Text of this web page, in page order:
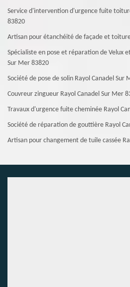
Service d'intervention d'urgence fuite
83820
Artisan pour étanchéité de façade et
Spécialiste en pose et réparation de Velux
Sur Mer 83820
Société de pose de solin Rayol Canadel Sur
Couvreur zingueur Rayol Canadel Sur Mer
Travaux d'urgence fuite cheminée Rayol
Société de réparation de gouttière Rayol
Artisan pour changement de tuile cassée